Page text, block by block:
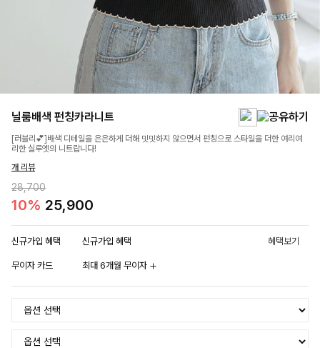
닐룸배색 펀칭카라니트
[러블리💕]배색 디테일을 은은하게 더해 밋밋하지 않으면서 펀칭으로 스타일을 더한 여리여
리한 실루엣의 니트랍니다!
개 리뷰
28,700
10% 25,900
신규가입 혜택 신규가입 혜택 혜택보기
무이자 카드 최대 6개월 무이자